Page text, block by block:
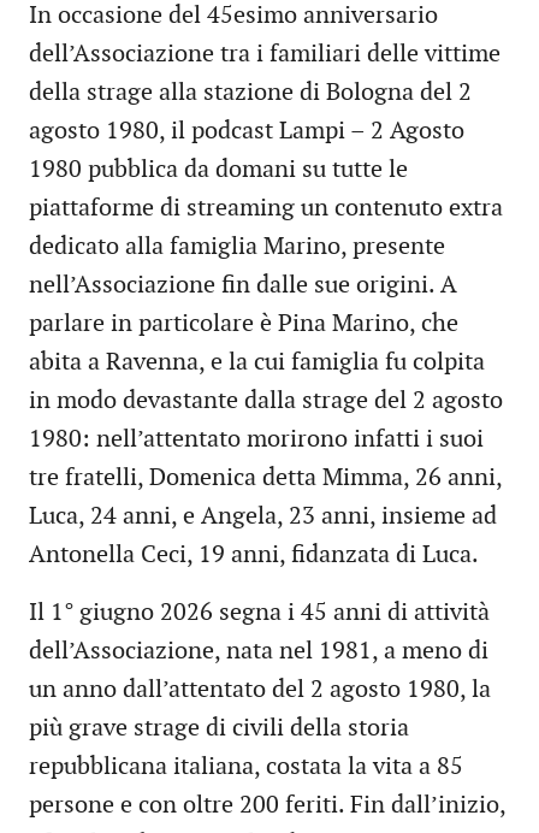
In occasione del 45esimo anniversario
dell’Associazione tra i familiari delle vittime
della strage alla stazione di Bologna del 2
agosto 1980, il podcast Lampi – 2 Agosto
1980 pubblica da domani su tutte le
piattaforme di streaming un contenuto extra
dedicato alla famiglia Marino, presente
nell’Associazione fin dalle sue origini. A
parlare in particolare è Pina Marino, che
abita a Ravenna, e la cui famiglia fu colpita
in modo devastante dalla strage del 2 agosto
1980: nell’attentato morirono infatti i suoi
tre fratelli, Domenica detta Mimma, 26 anni,
Luca, 24 anni, e Angela, 23 anni, insieme ad
Antonella Ceci, 19 anni, fidanzata di Luca.
Il 1° giugno 2026 segna i 45 anni di attività
dell’Associazione, nata nel 1981, a meno di
un anno dall’attentato del 2 agosto 1980, la
più grave strage di civili della storia
repubblicana italiana, costata la vita a 85
persone e con oltre 200 feriti. Fin dall’inizio,